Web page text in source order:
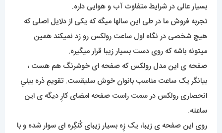
بسیار عالی در شرایط متفاوت آب و هوایی داره.
تجربه فروش ما در طی این سالها میگه که یکی از دلایل اصلی که
هیچ شخصی در نگاه اول ساعت رولکس رو رَد نمیکند همین
میتونه باشه که روی دست بسیار زیبا قرار میگیره.
صفحه ی این مدل رولکس که صفحه ای خوشرنگ هم هست ،
بیانگر یک ساعت مناسب بانوان خوش سلیقست. تقویمِ ذره بینیِ
انحصاری رولکس در سمت راست صفحه امضای کارِ دیگه ی این
ساعته.
روی این صفحه ی زیبا، یک زِه بسیار زیبای کُنگِره ای سوار شده و با